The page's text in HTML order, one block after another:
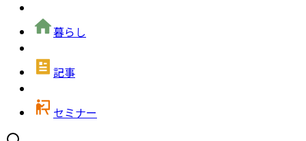
暮らし
記事
セミナー